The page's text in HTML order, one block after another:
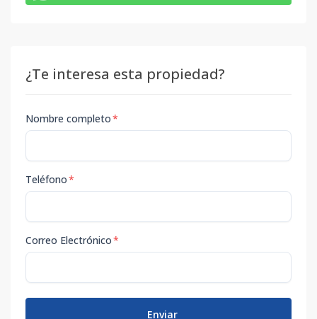
¿Te interesa esta propiedad?
Nombre completo*
Teléfono*
Correo Electrónico*
Enviar